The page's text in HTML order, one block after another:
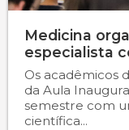
Medicina
especialista
Os acadêmicos
da Aula
semestre com
científica...